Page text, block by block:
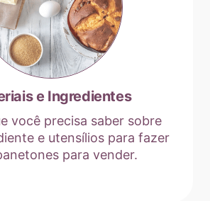
e Ingredientes
você precisa saber sobre
e utensílios para fazer
para vender.